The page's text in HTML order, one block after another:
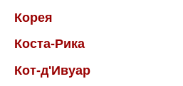
Корея
Коста-Рика
Кот-д'Ивуар